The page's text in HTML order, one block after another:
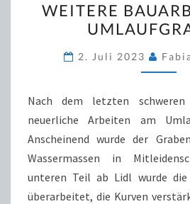
AM
WEITERE
2. Juli 2023
Nach dem letzten
neuerliche Arbeiten am
Anscheinend wurde der
Wassermassen in
unteren Teil ab Lidl wurde die
überarbeitet, die Kurven